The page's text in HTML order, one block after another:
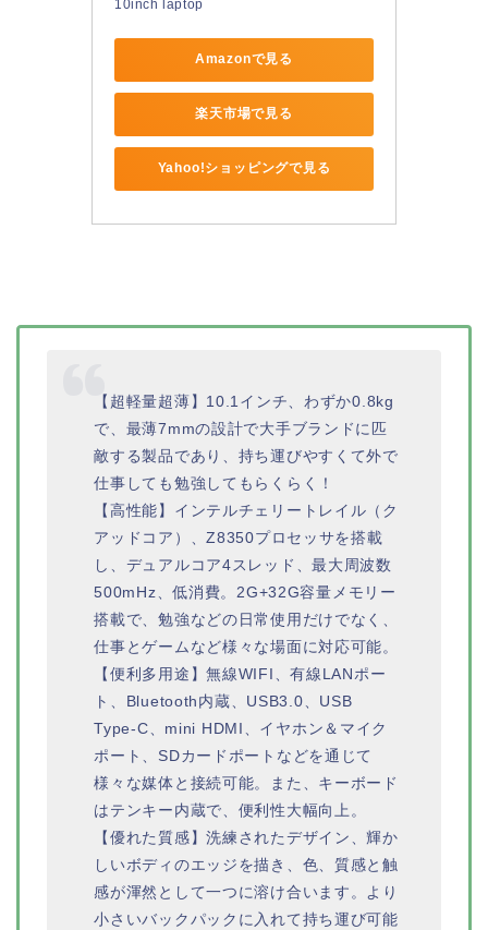
10inch laptop
Amazonで見る
楽天市場で見る
Yahoo!ショッピングで見る
【超軽量超薄】10.1インチ、わずか0.8kg
で、最薄7mmの設計で大手ブランドに匹
敵する製品であり、持ち運びやすくて外で
仕事しても勉強してもらくらく！
【高性能】インテルチェリートレイル（ク
アッドコア）、Z8350プロセッサを搭載
し、デュアルコア4スレッド、最大周波数
500mHz、低消費。2G+32G容量メモリー
搭載で、勉強などの日常使用だけでなく、
仕事とゲームなど様々な場面に対応可能。
【便利多用途】無線WIFI、有線LANポー
ト、Bluetooth内蔵、USB3.0、USB
Type-C、mini HDMI、イヤホン＆マイク
ポート、SDカードポートなどを通じて
様々な媒体と接続可能。また、キーボード
はテンキー内蔵で、便利性大幅向上。
【優れた質感】洗練されたデザイン、輝か
しいボディのエッジを描き、色、質感と触
感が渾然として一つに溶け合います。より
小さいバックパックに入れて持ち運び可能